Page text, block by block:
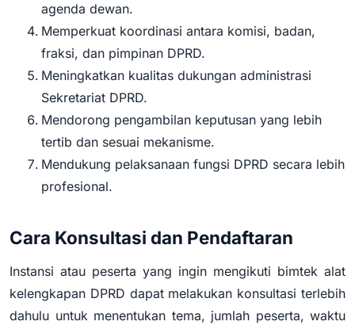
agenda dewan.
Memperkuat koordinasi antara komisi, badan,
fraksi, dan pimpinan DPRD.
Meningkatkan kualitas dukungan administrasi
Sekretariat DPRD.
Mendorong pengambilan keputusan yang lebih
tertib dan sesuai mekanisme.
Mendukung pelaksanaan fungsi DPRD secara lebih
profesional.
Cara Konsultasi dan Pendaftaran
Instansi atau peserta yang ingin mengikuti bimtek alat
kelengkapan DPRD dapat melakukan konsultasi terlebih
dahulu untuk menentukan tema, jumlah peserta, waktu